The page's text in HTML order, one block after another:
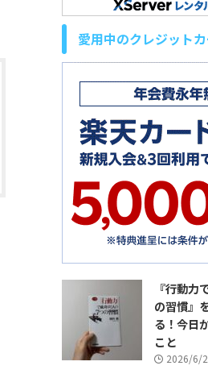
愛用中のクレジット
『行動力
の習慣』
る！今日
こと
2026/6/